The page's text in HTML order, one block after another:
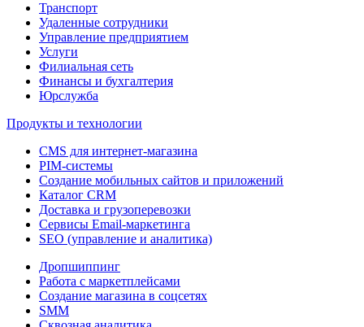
Транспорт
Удаленные сотрудники
Управление предприятием
Услуги
Филиальная сеть
Финансы и бухгалтерия
Юрслужба
Продукты и технологии
CMS для интернет-магазина
PIM-системы
Создание мобильных сайтов и приложений
Каталог CRM
Доставка и грузоперевозки
Сервисы Email-маркетинга
SEO (управление и аналитика)
Дропшиппинг
Работа с маркетплейсами
Создание магазина в соцсетях
SMM